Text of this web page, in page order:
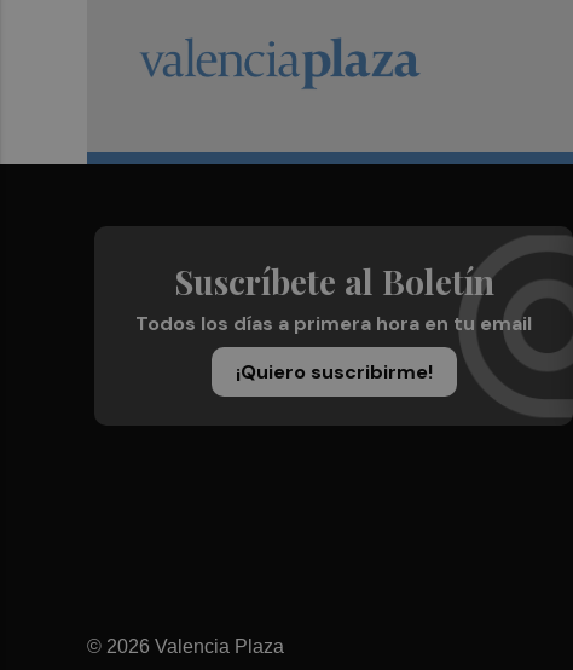
Suscríbete al Boletín
Todos los días a primera hora en tu email
¡Quiero suscribirme!
© 2026 Valencia Plaza